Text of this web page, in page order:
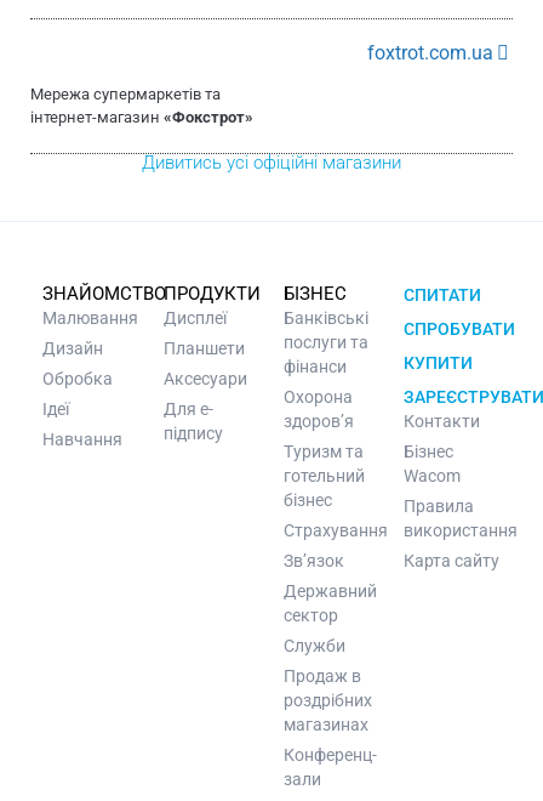
Мережа супермаркетів та
інтернет-магазин«Фокстрот»
foxtrot.com.ua
Дивитись усі офіційні магазини
ЗНАЙОМСТВО
Малювання
Дизайн
Обробка
Ідеї
Навчання
ПРОДУКТИ
Дисплеї
Планшети
Аксесуари
Для e-
підпису
БІЗНЕС
Банківські
послуги та
фінанси
Охорона
здоров’я
Туризм та
готельний
бізнес
Страхування
Зв’язок
Державний
сектор
Служби
Продаж в
роздрібних
магазинах
Конференц-
зали
СПИТАТИ
СПРОБУВАТИ
КУПИТИ
Контакти
Бізнес
Wacom
Правила
використання
Карта сайту